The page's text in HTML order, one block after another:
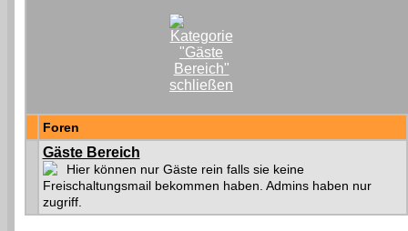
Foren
Gäste Bereich
Hier können nur Gäste rein falls sie keine
Freischaltungsmail bekommen haben. Admins haben nur
zugriff.